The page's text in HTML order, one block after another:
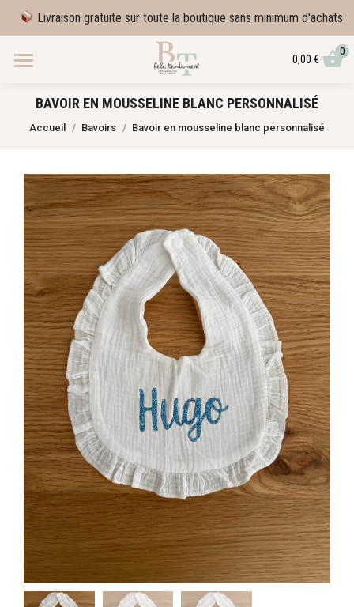
Livraison gratuite sur toute la boutique sans minimum d'achats
0,00 €
0
BAVOIR EN MOUSSELINE BLANC PERSONNALISÉ
Vous êtes ici :
Accueil Bavoirs Bavoir en mousseline blanc personnalisé